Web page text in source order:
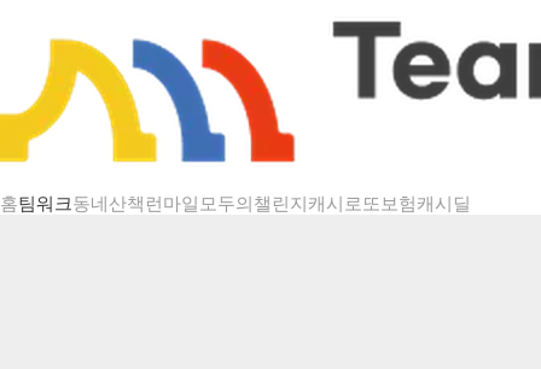
홈팀워크동네산책 런마일모두의챌린지캐시로또보험캐시딜
챌린지 상세